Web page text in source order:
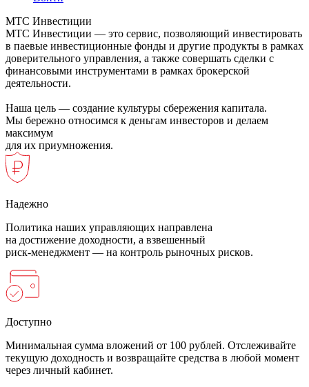
МТС Инвестиции
МТС Инвестиции — это сервис, позволяющий инвестировать
в паевые инвестиционные фонды и другие продукты в рамках
доверительного управления, а также совершать сделки с
финансовыми инструментами в рамках брокерской
деятельности.
Наша цель — создание культуры сбережения капитала.
Мы бережно относимся к деньгам инвесторов и делаем
максимум
для их приумножения.
Надежно
Политика наших управляющих направлена
на достижение доходности, а взвешенный
риск-менеджмент — на контроль рыночных рисков.
Доступно
Минимальная сумма вложений от 100 рублей. Отслеживайте
текущую доходность и возвращайте средства в любой момент
через личный кабинет.